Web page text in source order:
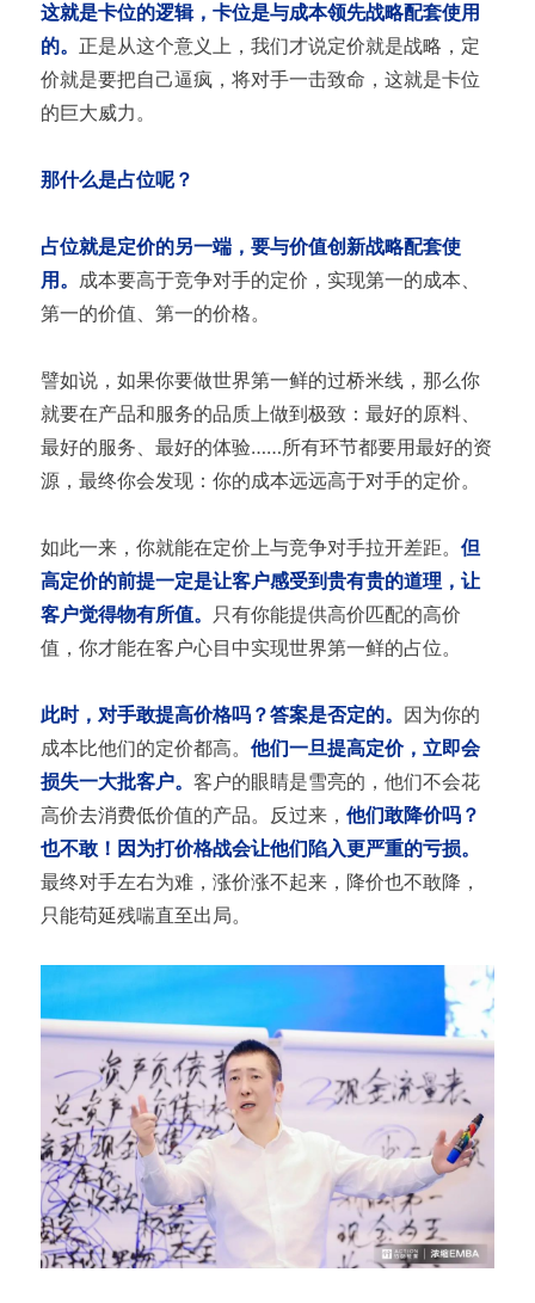
这就是卡位的逻辑，卡位是与成本领先战略配套使用
的。 正是从这个意义上，我们才说定价就是战略，定
价就是要把自己逼疯，将对手一击致命，这就是卡位
的巨大威力。
那什么是占位呢？
占位就是定价的另一端，要与价值创新战略配套使
用。 成本要高于竞争对手的定价，实现第一的成本、
第一的价值、第一的价格。
譬如说，如果你要做世界第一鲜的过桥米线，那么你
就要在产品和服务的品质上做到极致：最好的原料、
最好的服务、最好的体验……所有环节都要用最好的资
源，最终你会发现：你的成本远远高于对手的定价。
如此一来，你就能在定价上与竞争对手拉开差距。 但
高定价的前提一定是让客户感受到贵有贵的道理，让
客户觉得物有所值。
只有你能提供高价匹配的高价
值，你才能在客户心目中实现世界第一鲜的占位。
此时，对手敢提高价格吗？答案是否定的。 因为你的
成本比他们的定价都高。 他们一旦提高定价，立即会
损失一大批客户。 客户的眼睛是雪亮的，他们不会花
高价去消费低价值的产品。反过来， 他们敢降价吗？
也不敢！因为打价格战会让他们陷入更严重的亏损。
最终对手左右为难，涨价涨不起来，降价也不敢降，
只能苟延残喘直至出局。